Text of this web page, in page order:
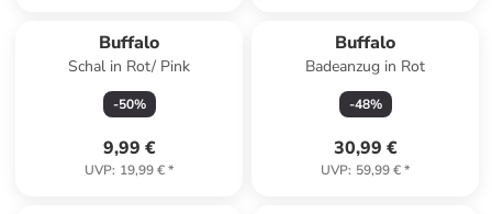
Buffalo
Schal in Rot/ Pink
-50%
9,99 €
UVP: 19,99 €*
Buffalo
Badeanzug in Rot
-48%
30,99 €
UVP: 59,99 €*